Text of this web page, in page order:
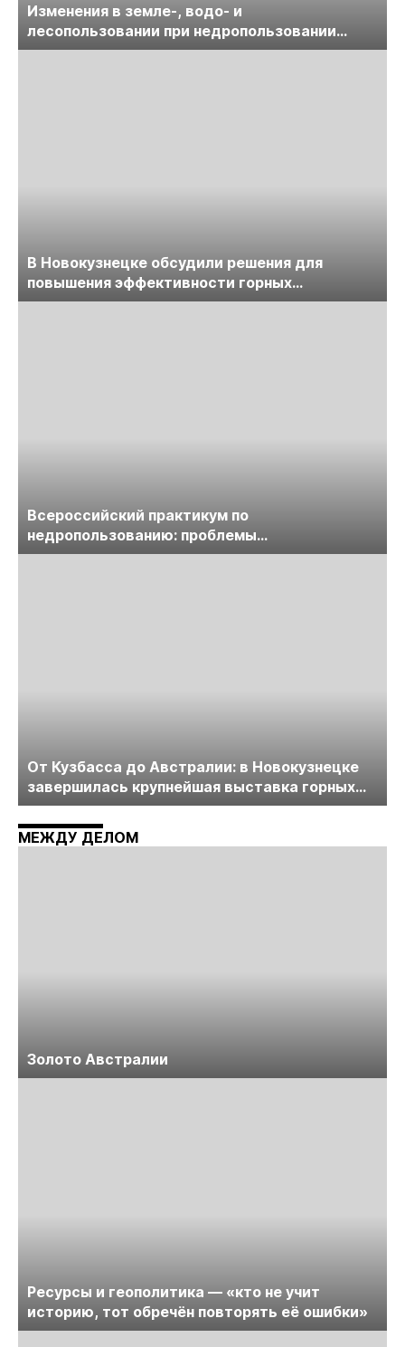
Изменения в земле-, водо- и
лесопользовании при недропользовании
обсудят на семинаре «ПравоТЭК»
В Новокузнецке обсудили решения для
повышения эффективности горных
предприятий
Всероссийский практикум по
недропользованию: проблемы
лицензирования, цифровизации, экспертизы
От Кузбасса до Австралии: в Новокузнецке
завершилась крупнейшая выставка горных
технологий «Недра России. Уголь России и
Майнинг»
МЕЖДУ ДЕЛОМ
Золото Австралии
Ресурсы и геополитика — «кто не учит
историю, тот обречён повторять её ошибки»